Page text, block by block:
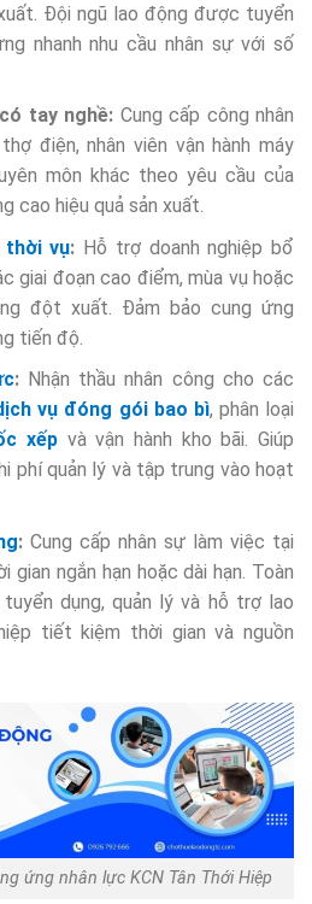
Đội ngũ lao động được tuyển
nhanh nhu cầu nhân sự với số
tay nghề: Cung cấp công nhân
điện, nhân viên vận hành máy
môn khác theo yêu cầu của
cao hiệu quả sản xuất.
thời vụ: Hỗ trợ doanh nghiệp bổ
giai đoạn cao điểm, mùa vụ hoặc
đột xuất. Đảm bảo cung ứng
tiến độ.
: Nhận thầu nhân công cho các
vụ đóng gói bao bì, phân loại
xếp và vận hành kho bãi. Giúp
phí quản lý và tập trung vào hoạt
: Cung cấp nhân sự làm việc tại
gian ngắn hạn hoặc dài hạn. Toàn
dụng, quản lý và hỗ trợ lao
tiết kiệm thời gian và nguồn
ứng nhân lực KCN Tân Thới Hiệp